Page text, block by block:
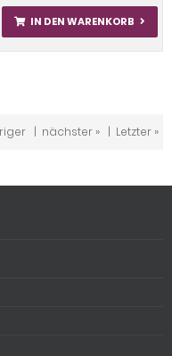
IN DEN WARENKORB
| nächster » | Letzter »